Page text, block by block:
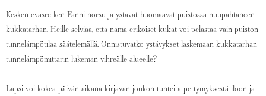
Kesken eväsretken Fanni-norsu ja ystävät huomaavat puistossa nuupahtaneen
kukkatarhan. Heille selviää, että nämä erikoiset kukat voi pelastaa vain puiston
tunnelämpötilaa säätelemällä. Onnistuvatko ystävykset laskemaan kukkatarhan
tunnelämpömittarin lukeman vihreälle alueelle?
Lapsi voi kokea päivän aikana kirjavan joukon tunteita pettymyksestä iloon ja